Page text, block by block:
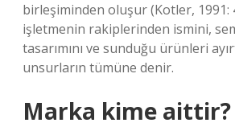
birleşiminden oluşur (Kotler, 1991:
işletmenin rakiplerinden ismini,
tasarımını ve sunduğu ürünleri
unsurların tümüne denir.
Marka kime aittir?